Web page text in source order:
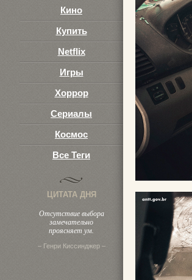
Кино
Купить
Netflix
Игры
Хоррор
Сериалы
Космос
Все Теги
ЦИТАТА ДНЯ
Отсутствие выбора
замечательно
проясняет ум.
– Генри Киссинджер –